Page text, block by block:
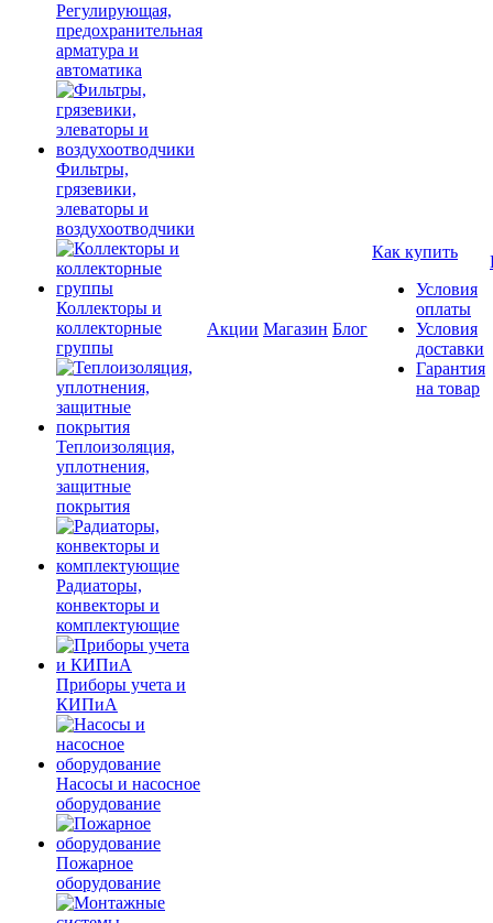
Регулирующая,
предохранительная
арматура и
автоматика
Фильтры,
грязевики,
элеваторы и
воздухоотводчики
Коллекторы и
коллекторные
группы
Теплоизоляция,
уплотнения,
защитные
покрытия
Радиаторы,
конвекторы и
комплектующие
Приборы учета и
КИПиА
Насосы и насосное
оборудование
Пожарное
оборудование
Акции Магазин Блог
Как купить
Условия
оплаты
Условия
доставки
Гарантия
на товар